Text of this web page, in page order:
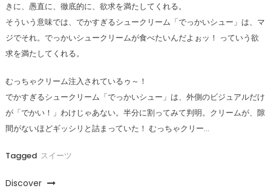
きに、愚直に、徹底的に、欲求を満たしてくれる。
そういう意味では、でかすぎるシュークリーム「でっかいシュー」は、マ
ジでそれ。でっかいシュークリームが食べたいんだよぉッ！ っていう欲
求を満たしてくれる。
むっちゃクリーム注入されているゥ～！
でかすぎるシュークリーム「でっかいシュー」は、外側のビジュアルだけ
が「でかい！」わけじゃあない。半分に割ってみて判明。クリームが、隙
間がないほどギッシリと詰まっていた！ むっちゃクリー…
Tagged スイーツ
Discover